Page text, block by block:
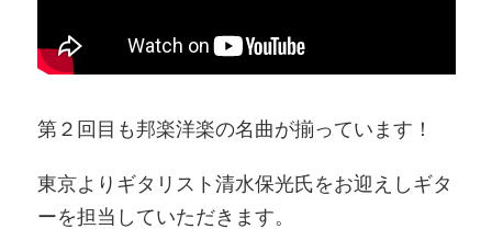
第２回目も邦楽洋楽の名曲が揃っています！
東京よりギタリスト清水保光氏をお迎えしギタ
ーを担当していただきます。